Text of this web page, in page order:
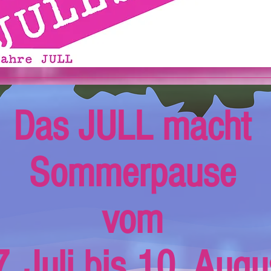
Das JULL macht
Sommerpause
vom